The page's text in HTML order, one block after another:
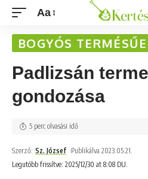
Aa
BOGYÓS
Padlizsán
gondozása
Legutóbb frissítve: 2025/12/30 at 8:08 DU.
Szerző: Sz. József Publikálva 2023.05.21.
5 perc olvasási idő